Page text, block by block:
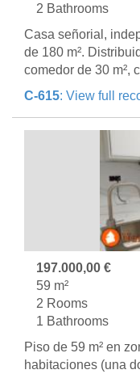
2 Bathrooms
Casa señorial,
de 180 m².
comedor de 30 m²,
C-615: View full
197.000,00 €
59 m²
2 Rooms
1 Bathrooms
Piso de 59 m² en
habitaciones (una